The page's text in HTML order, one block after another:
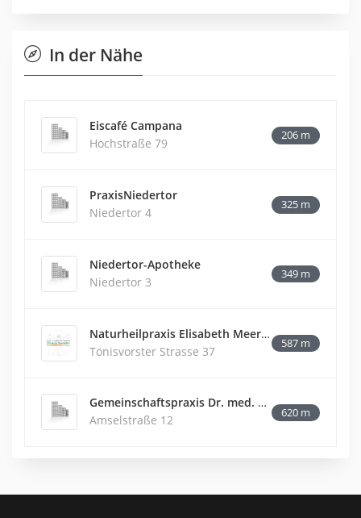
In der Nähe
Eiscafé Campana
Hochstraße 79
206 m
PraxisNiedertor
Niedertor 4
325 m
Niedertor-Apotheke
Niedertor 3
349 m
Naturheilpraxis Elisabeth Meerkötter
Tönisvorster Strasse 37
587 m
Gemeinschaftspraxis Dr. med. B. Winkels - S. Hermann - Dr. med. C. Raupach
Amselstraße 12
620 m